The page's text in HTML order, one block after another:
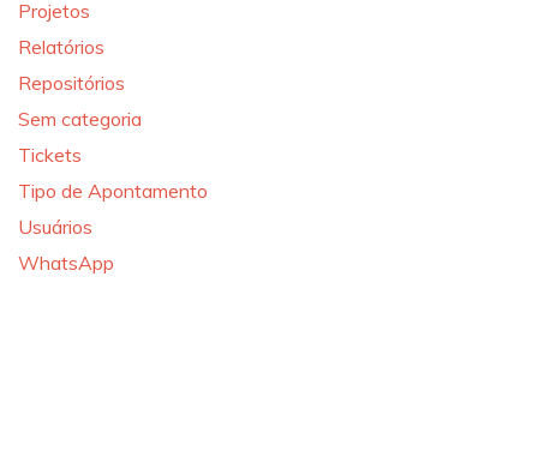
Projetos
Relatórios
Repositórios
Sem categoria
Tickets
Tipo de Apontamento
Usuários
WhatsApp